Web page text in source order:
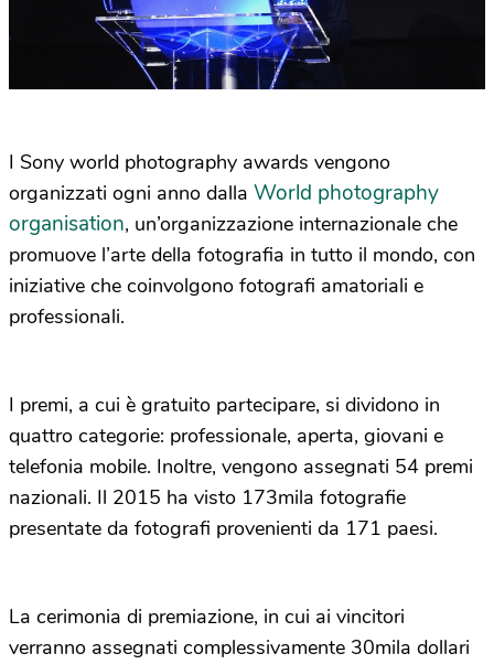
I Sony world photography awards vengono
organizzati ogni anno dalla World photography
organisation, un’organizzazione internazionale che
promuove l’arte della fotografia in tutto il mondo, con
iniziative che coinvolgono fotografi amatoriali e
professionali.
I premi, a cui è gratuito partecipare, si dividono in
quattro categorie: professionale, aperta, giovani e
telefonia mobile. Inoltre, vengono assegnati 54 premi
nazionali. Il 2015 ha visto 173mila fotografie
presentate da fotografi provenienti da 171 paesi.
La cerimonia di premiazione, in cui ai vincitori
verranno assegnati complessivamente 30mila dollari